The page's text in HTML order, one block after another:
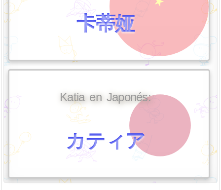
卡蒂娅
Katia en Japonés:
カティア